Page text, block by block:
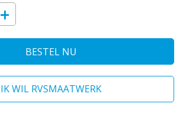
+
BESTEL NU
IK WIL RVSMAATWERK